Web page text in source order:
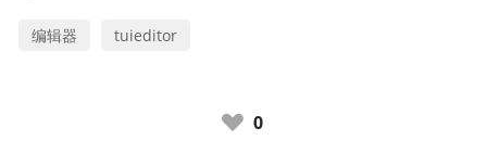
编辑器 tuieditor
♥ 0